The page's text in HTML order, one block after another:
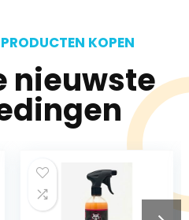
KOPEN
nieuwste